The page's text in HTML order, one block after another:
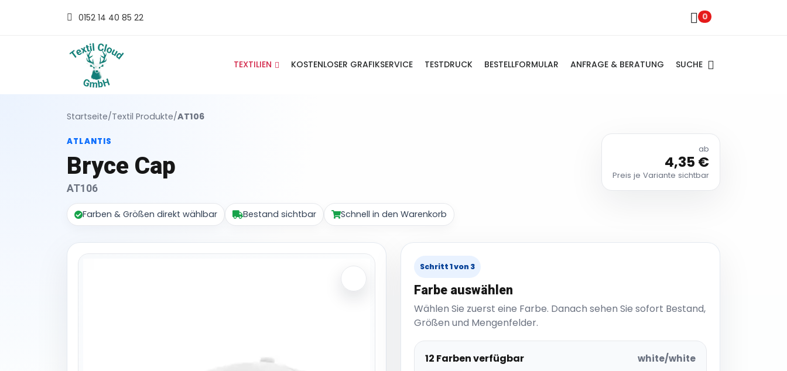
0152 14 40 85 22 0
TEXTILIEN KOSTENLOSER GRAFIKSERVICE TESTDRUCK BESTELLFORMULAR ANFRAGE & BERATUNG SUCHE
Startseite/Textil Produkte/AT106
ATLANTIS
Bryce Cap
AT106
Farben & Größen direkt wählbar Bestand sichtbar Schnell in den Warenkorb
ab
4,35 €
Preis je Variante sichtbar
Schritt 1 von 3
Farbe auswählen
Wählen Sie zuerst eine Farbe. Danach sehen Sie sofort Bestand,
Größen und Mengenfelder.
12 Farben verfügbar white/white